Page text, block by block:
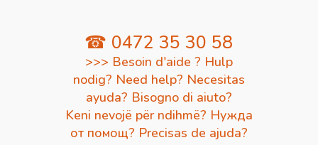
☎ 0472 35 30 58
>>> Besoin d'aide ? Hulp
nodig? Need help? Necesitas
ayuda? Bisogno di aiuto?
Keni nevojë për ndihmë? Нужда
от помощ? Precisas de ajuda?